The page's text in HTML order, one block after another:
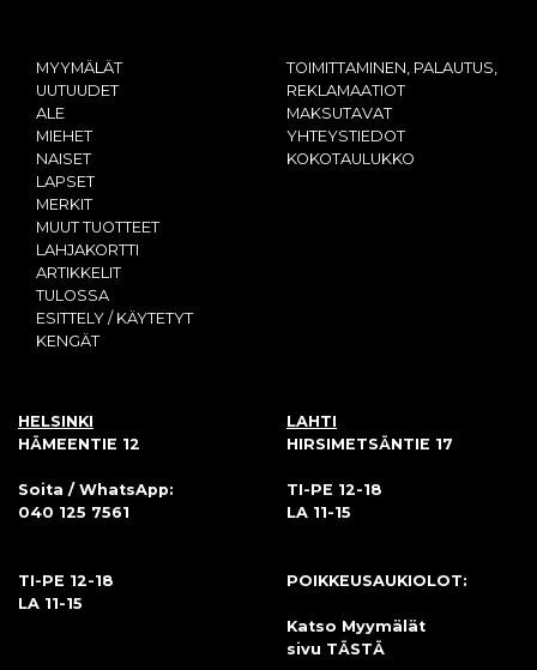
MYYMÄLÄT
UUTUUDET
ALE
MIEHET
NAISET
LAPSET
MERKIT
MUUT TUOTTEET
LAHJAKORTTI
ARTIKKELIT
TULOSSA
ESITTELY / KÄYTETYT
KENGÄT
TOIMITTAMINEN, PALAUTUS,
REKLAMAATIOT
MAKSUTAVAT
YHTEYSTIEDOT
KOKOTAULUKKO
HELSINKI
HÄMEENTIE 12
Soita / WhatsApp:
040 125 7561
TI-PE 12-18
LA 11-15
LAHTI
HIRSIMETSÄNTIE 17
TI-PE 12-18
LA 11-15
POIKKEUSAUKIOLOT:
Katso Myymälät
sivu TÄSTÄ